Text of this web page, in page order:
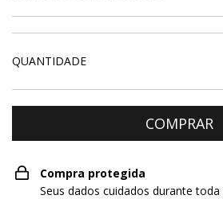
QUANTIDADE
Compra protegida
Seus dados cuidados durante toda